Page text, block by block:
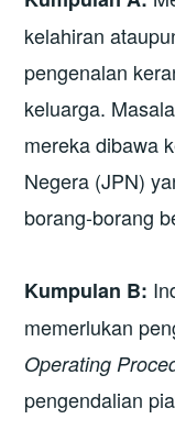
kelahiran
pengenalan
keluarga.
mereka dibawa
Negera (JPN)
borang-borang
Kumpulan B:
memerlukan
Operating
pengendalian